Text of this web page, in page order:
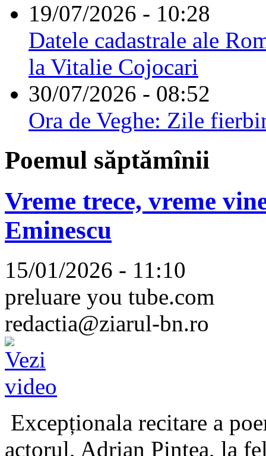
19/07/2026 - 10:28
Datele cadastrale ale
la Vitalie Cojocari
30/07/2026 - 08:52
Ora de Veghe: Zile
Poemul săptămînii
Vreme trece, vreme
Eminescu
15/01/2026 - 11:10
preluare you tube.com
redactia@ziarul-bn.ro
Excepționala recitare a
actorul, Adrian Pintea, la